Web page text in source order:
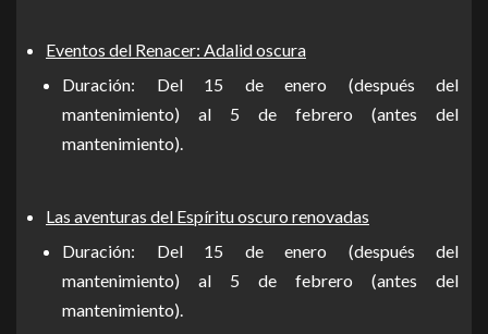
Eventos del Renacer: Adalid oscura
Duración: Del 15 de enero (después del
mantenimiento) al 5 de febrero (antes del
mantenimiento).
Las aventuras del Espíritu oscuro renovadas
Duración: Del 15 de enero (después del
mantenimiento) al 5 de febrero (antes del
mantenimiento).